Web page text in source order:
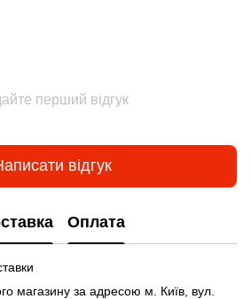
перший відгук
відгук
Оплата
магазину за адресою м. Київ, вул.